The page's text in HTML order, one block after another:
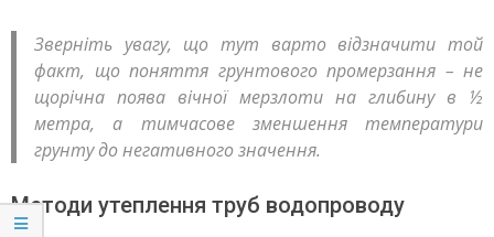
Зверніть увагу, що тут варто відзначити той
факт, що поняття грунтового промерзання – не
щорічна поява вічної мерзлоти на глибину в ½
метра, а тимчасове зменшення температури
грунту до негативного значення.
Методи утеплення труб водопроводу